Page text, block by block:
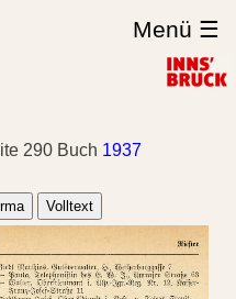
Menü ☰
290 Buch 1937
Volltext